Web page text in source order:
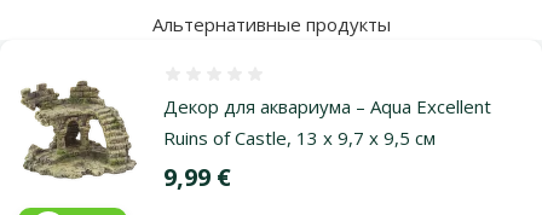
Альтернативные продукты
Декор для аквариума – Aqua Excellent
Ruins of Castle, 13 x 9,7 x 9,5 см
Цена
9,99 €